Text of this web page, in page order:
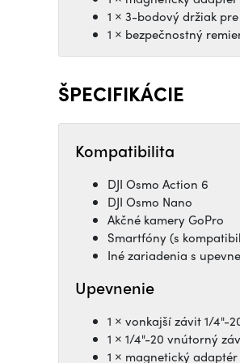
1 × 3-bodový držiak
1 × bezpečnostný
ŠPECIFIKÁCIE
Kompatibilita
DJI Osmo Action 6
DJI Osmo Nano
Akčné kamery GoPro
Smartfóny (s
Iné zariadenia s
Upevnenie
1 × vonkajší závit 1/4"-
1 × 1/4"-20 vnútorný
1 × magnetický